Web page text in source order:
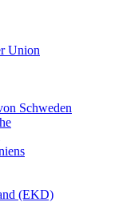
Union
Schweden
(EKD)